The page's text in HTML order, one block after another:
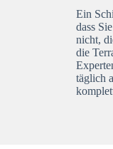
Ein
dass
nicht,
die
täglich